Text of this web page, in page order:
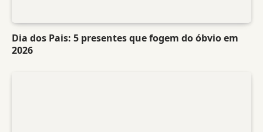
Dia dos Pais: 5 presentes que fogem do óbvio em
2026